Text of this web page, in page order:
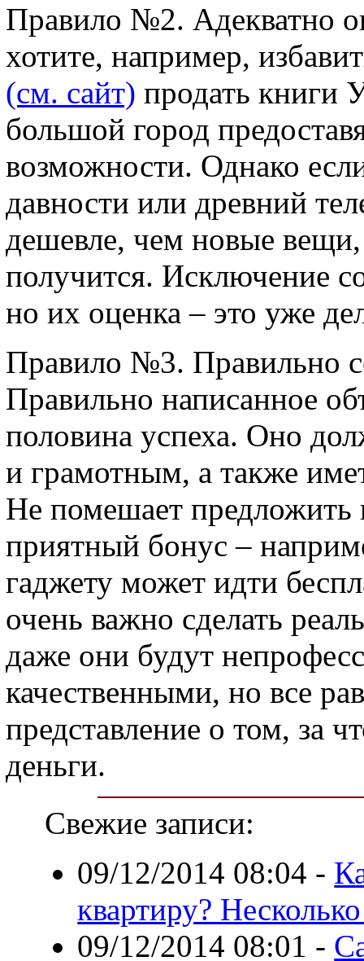
Правило №2. Адекватно
хотите, например,
(см. сайт) продать книги
большой город
возможности. Однако
давности или древний
дешевле, чем новые
получится. Исключение
но их оценка – это уже
Правило №3. Правильно
Правильно написанное
половина успеха. Оно
и грамотным, а также
Не помешает предложить
приятный бонус –
гаджету может идти
очень важно сделать
даже они будут
качественными, но все
представление о том, за
деньги.
Свежие записи:
09/12/2014 08:04 -
квартиру?
09/12/2014 08:01 -